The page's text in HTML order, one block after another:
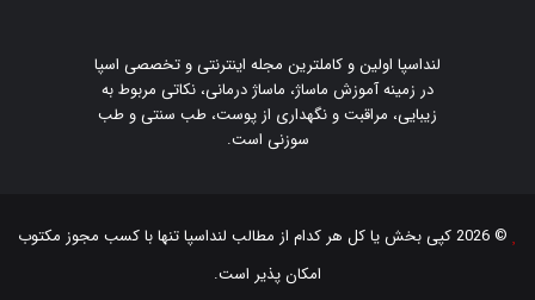
لنداسپا اولین و کاملترین مجله اینترنتی و تخصصی اسپا
در زمینه آموزش ماساژ، ماساژ درمانی، نکاتی مربوط به
زیبایی، مراقبت و نگهداری از پوست، طب سنتی و طب
سوزنی است.
© 2026 کپی بخش یا کل هر کدام از مطالب لنداسپاتنها با کسب مجوز مکتوب
امکان پذیر است.